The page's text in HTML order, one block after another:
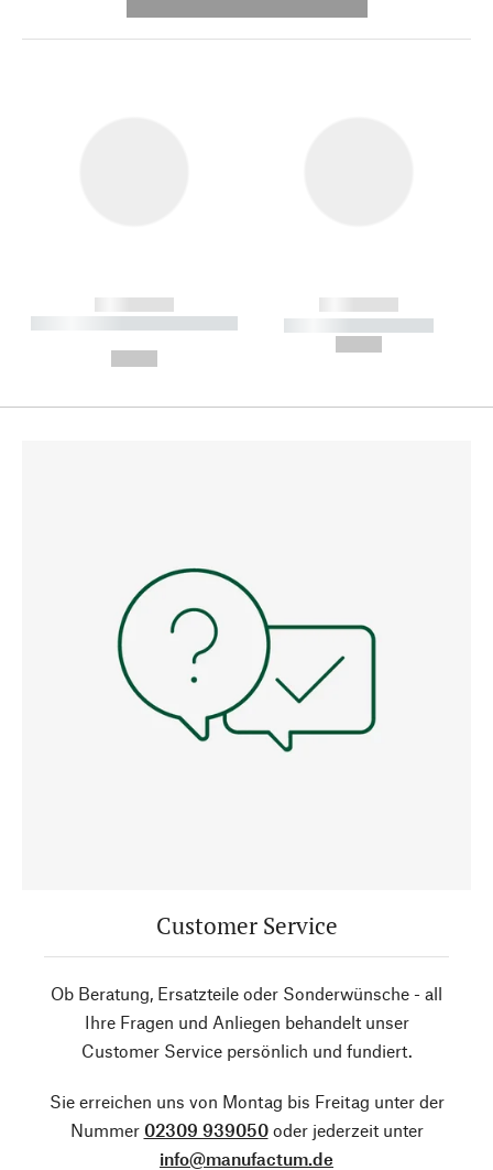
------------
----------- ----------- --------
------------
----------- -----------
Customer Service
Ob Beratung, Ersatzteile oder Sonderwünsche - all
Ihre Fragen und Anliegen behandelt unser
Customer Service persönlich und fundiert.
Sie erreichen uns von Montag bis Freitag unter der
Nummer 02309 939050oder jederzeit unter
info@manufactum.de